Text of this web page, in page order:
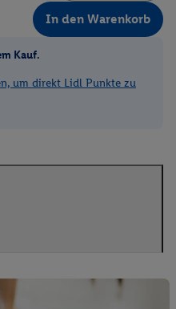
In den Warenkorb
Kauf.
um direkt Lidl Punkte zu